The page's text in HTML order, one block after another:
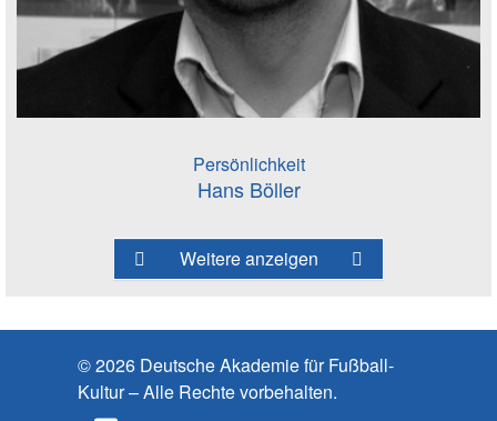
Persönlichkeit
Hans Böller
Weitere anzeigen
© 2026 Deutsche Akademie für Fußball-
Kultur – Alle Rechte vorbehalten.